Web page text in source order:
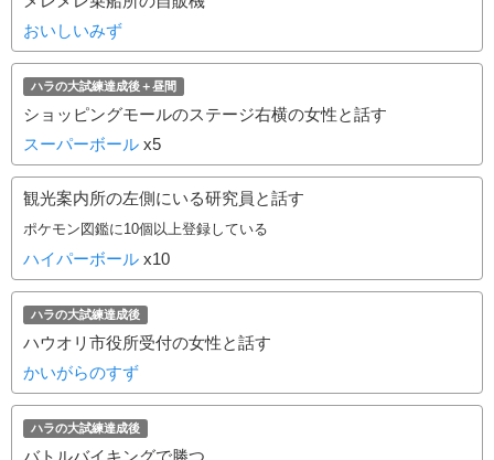
おいしいみず
ハラの大試練達成後＋昼間
ショッピングモールのステージ右横の女性と話す
スーパーボール x5
観光案内所の左側にいる研究員と話す
ポケモン図鑑に10個以上登録している
ハイパーボール x10
ハラの大試練達成後
ハウオリ市役所受付の女性と話す
かいがらのすず
ハラの大試練達成後
バトルバイキングで勝つ